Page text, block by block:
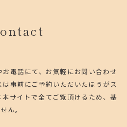
電話にて、お気軽にお問い合わせ
は事前にご予約いただいたほうがス
本サイトで全てご覧頂けるため、基
ん。